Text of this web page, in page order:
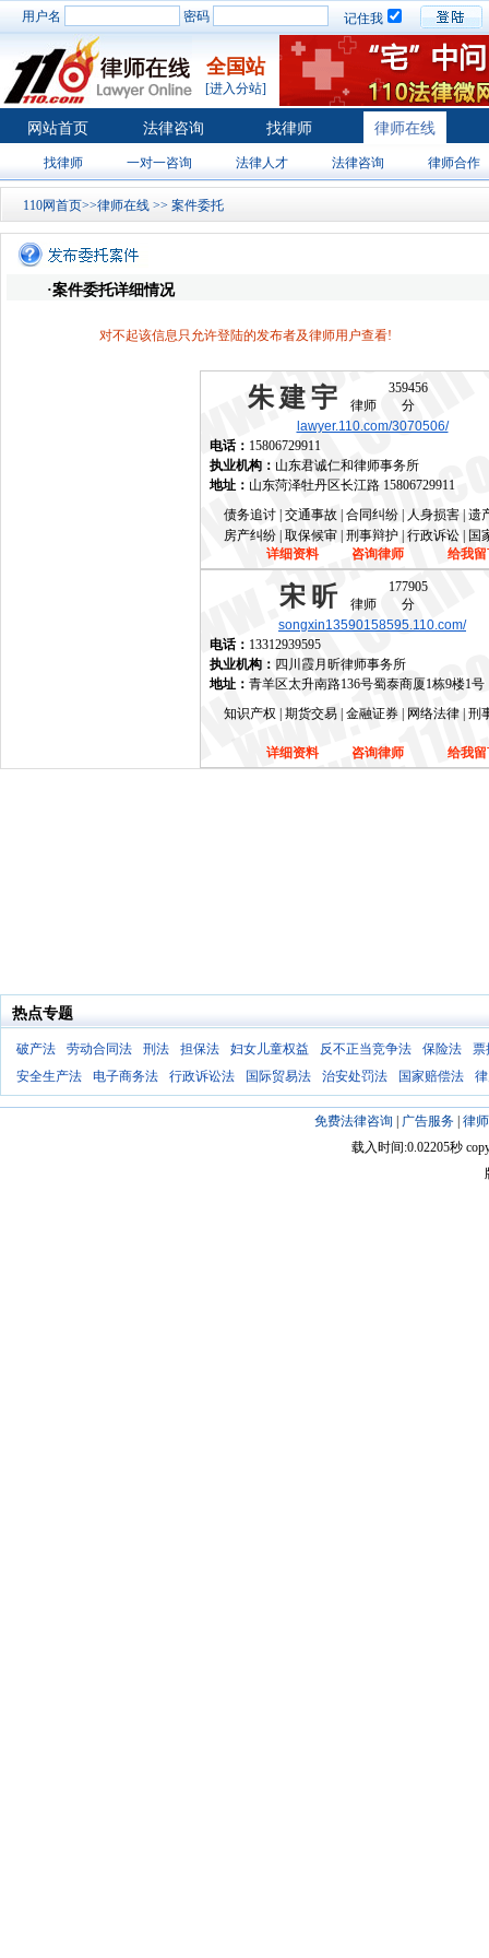
用户名 密码 记住我
全国站
[进入分站]
网站首页 法律咨询 找律师 律师在线
找律师 一对一咨询 法律人才 法律咨询 律师合作
110网首页>>律师在线 >> 案件委托
·案件委托详细情况
对不起该信息只允许登陆的发布者及律师用户查看!
朱建宇 律师
359456
分
lawyer.110.com/3070506/
电话： 15806729911
执业机构： 山东君诚仁和律师事务所
地址： 山东菏泽牡丹区长江路 15806729911
债务追讨 | 交通事故 | 合同纠纷 | 人身损害 | 遗
房产纠纷 | 取保候审 | 刑事辩护 | 行政诉讼 | 国
详细资料
咨询律师 给我
宋昕 律师
177905
分
songxin13590158595.110.com/
电话： 13312939595
执业机构： 四川霞月昕律师事务所
地址： 青羊区太升南路136号蜀泰商厦1栋9楼1号
知识产权 | 期货交易 | 金融证券 | 网络法律 | 刑
详细资料 咨询律师 给我
热点专题
破产法 劳动合同法 刑法 担保法 妇女儿童权益 反不正当竞争法 保险法
票
安全生产法
电子商务法 行政诉讼法 国际贸易法 治安处罚法 国家赔偿法
免费法律咨询 广告服务| 律
载入时间:0.02205秒